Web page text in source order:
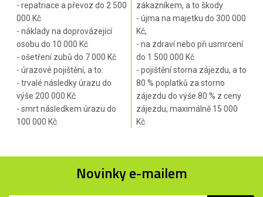
- repatriace a převoz do 2 500
000 Kč
- náklady na doprovázející
osobu do 10 000 Kč
- ošetření zubů do 7 000 Kč
- úrazové pojištění, a to:
- trvalé následky úrazu do
výše 200 000 Kč
- smrt následkem úrazu do
100 000 Kč
zákazníkem, a to škody
- újma na majetku do 300 000
Kč,
- na zdraví nebo při usmrcení
do 1 500 000 Kč
- pojištění storna zájezdu, a to
80 % poplatků za storno
zájezdu do výše 80 % z ceny
zájezdu, maximálně 15 000
Kč
Novinky e-mailem